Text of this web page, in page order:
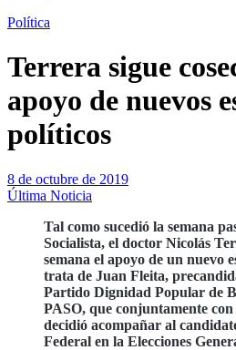
Política
Terrera sigue
apoyo de nuevos
políticos
8 de octubre de 2019
Última Noticia
Tal como sucedió la semana
Socialista, el doctor Nicolás
semana el apoyo de un nuevo
trata de Juan Fleita,
Partido Dignidad Popular de
PASO, que conjuntamente
decidió acompañar al
Federal en la Elecciones